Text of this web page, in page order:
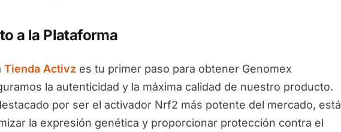
a la Plataforma
Tienda Activz es tu primer paso para obtener Genomex
la autenticidad y la máxima calidad de nuestro producto.
por ser el activador Nrf2 más potente del mercado, está
la expresión genética y proporcionar protección contra el